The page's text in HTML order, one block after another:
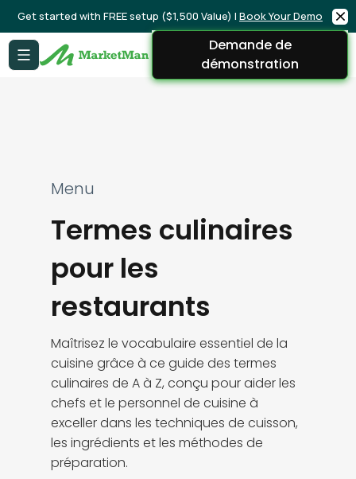
Get started with FREE setup ($1,500 Value) | Book Your Demo
Demande de
démonstration
Menu
Termes culinaires
pour les
restaurants
Maîtrisez le vocabulaire essentiel de la
cuisine grâce à ce guide des termes
culinaires de A à Z, conçu pour aider les
chefs et le personnel de cuisine à
exceller dans les techniques de cuisson,
les ingrédients et les méthodes de
préparation.